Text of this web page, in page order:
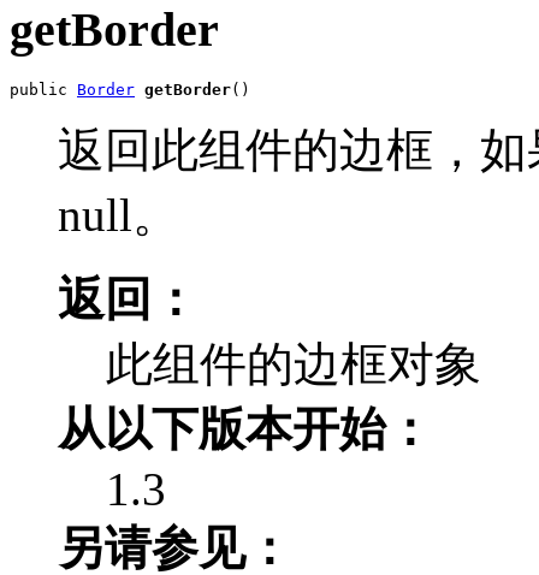
getBorder
public Border getBorder()
返回此组件的边框，
null。
返回：
此组件的边框对象
从以下版本开始：
1.3
另请参见：